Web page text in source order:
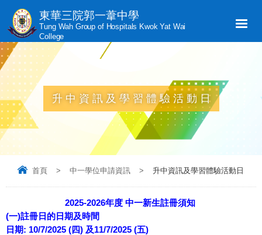
東華三院郭一葦中學
Tung Wah Group of Hospitals Kwok Yat Wai
College
升中資訊及學習體驗活動日
首頁 > 中一學位申請資訊 > 升中資訊及學習體驗活動日
2025-2026年度 中一新生註冊須知
(一)註冊日的日期及時間
日期: 10/7/2025 (四) 及11/7/2025 (五)